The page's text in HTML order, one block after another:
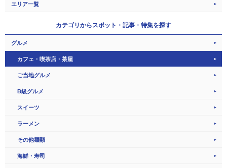
エリア一覧
カテゴリから スポット・記事・特集を探す
グルメ
カフェ・喫茶店・茶屋
ご当地グルメ
B級グルメ
スイーツ
ラーメン
その他麺類
海鮮・寿司